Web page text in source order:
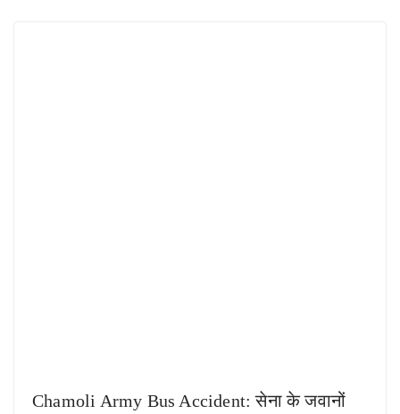
Chamoli Army Bus Accident: सेना के जवानों